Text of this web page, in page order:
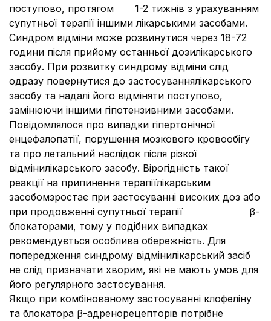
поступово, протягом 1-2 тижнів з урахуванням
супутньої терапії іншими лікарськими засобами.
Синдром відміни може розвинутися через 18-72
години після прийому останньої дозилікарського
засобу. При розвитку синдрому відміни слід
одразу повернутися до застосуваннялікарського
засобу та надалі його відміняти поступово,
замінюючи іншими гіпотензивними засобами.
Повідомлялося про випадки гіпертонічної
енцефалопатії, порушення мозкового кровообігу
та про летальний наслідок після різкої
відмінилікарського засобу. Вірогідність такої
реакції на припинення терапіїлікарським
засобомзростає при застосуванні високих доз або
при продовженні супутньої терапії β-
блокаторами, тому у подібних випадках
рекомендується особлива обережність. Для
попередження синдрому відмінилікарський засіб
не слід призначати хворим, які не мають умов для
його регулярного застосування.
Якщо при комбінованому застосуванні клофеліну
та блокатора β-адренорецепторів потрібне